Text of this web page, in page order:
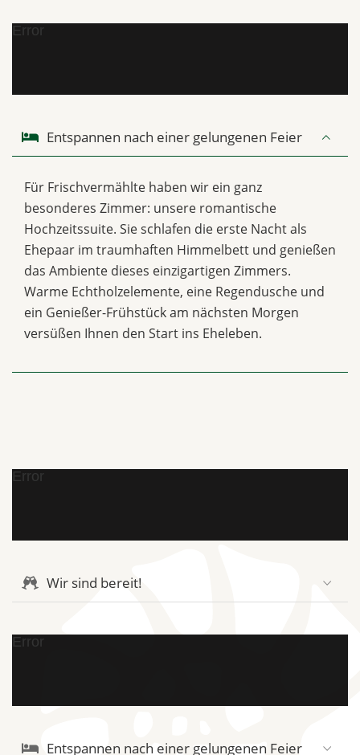
Error
Entspannen nach einer gelungenen Feier
Für Frischvermählte haben wir ein ganz
besonderes Zimmer: unsere romantische
Hochzeitssuite. Sie schlafen die erste Nacht als
Ehepaar im traumhaften Himmelbett und genießen
das Ambiente dieses einzigartigen Zimmers.
Warme Echtholzelemente, eine Regendusche und
ein Genießer-Frühstück am nächsten Morgen
versüßen Ihnen den Start ins Eheleben.
Error
Wir sind bereit!
Error
Entspannen nach einer gelungenen Feier